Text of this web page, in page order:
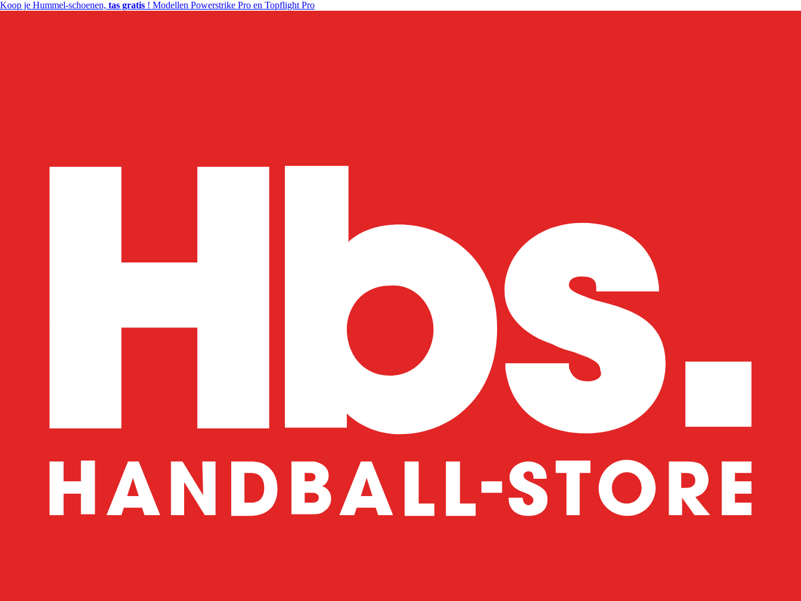
Koop je Hummel-schoenen, tas gratis ! Modellen Powerstrike Pro en Topflight Pro